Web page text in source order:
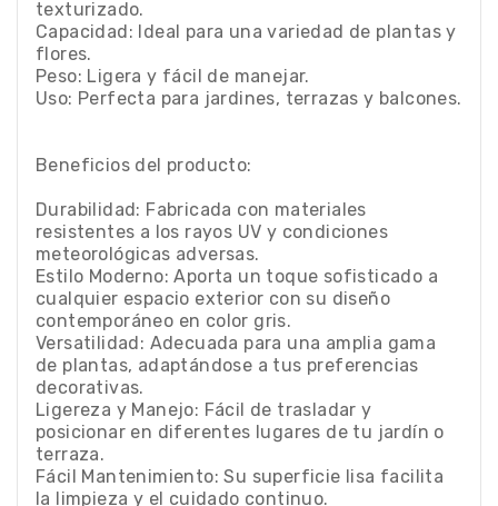
texturizado.
Capacidad: Ideal para una variedad de plantas y
flores.
Peso: Ligera y fácil de manejar.
Uso: Perfecta para jardines, terrazas y balcones.
Beneficios del producto:
Durabilidad: Fabricada con materiales
resistentes a los rayos UV y condiciones
meteorológicas adversas.
Estilo Moderno: Aporta un toque sofisticado a
cualquier espacio exterior con su diseño
contemporáneo en color gris.
Versatilidad: Adecuada para una amplia gama
de plantas, adaptándose a tus preferencias
decorativas.
Ligereza y Manejo: Fácil de trasladar y
posicionar en diferentes lugares de tu jardín o
terraza.
Fácil Mantenimiento: Su superficie lisa facilita
la limpieza y el cuidado continuo.